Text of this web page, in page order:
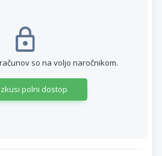
so na voljo naročnikom.
polni dostop